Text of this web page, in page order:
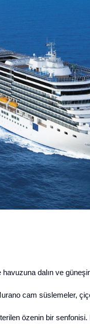
havuzuna dalın ve
cam süslemeler,
özenin bir